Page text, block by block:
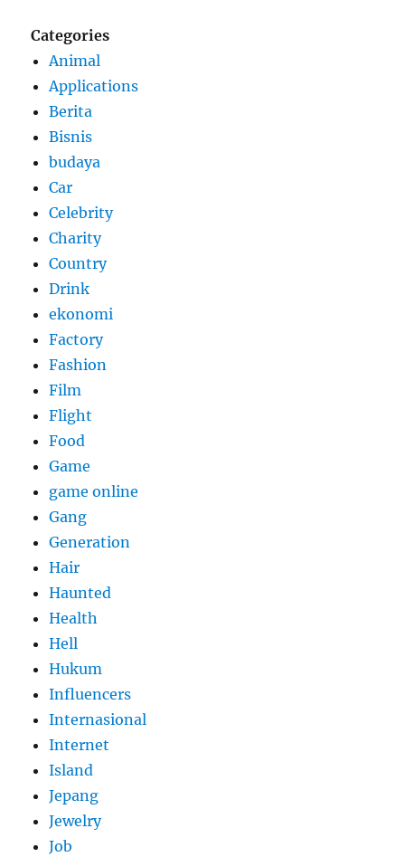
Categories
Animal
Applications
Berita
Bisnis
budaya
Car
Celebrity
Charity
Country
Drink
ekonomi
Factory
Fashion
Film
Flight
Food
Game
game online
Gang
Generation
Hair
Haunted
Health
Hell
Hukum
Influencers
Internasional
Internet
Island
Jepang
Jewelry
Job